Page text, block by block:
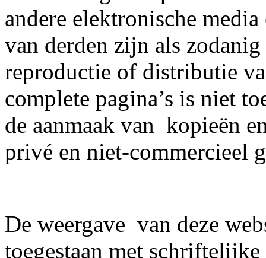
andere elektronische
van derden zijn als
reproductie of distributie
complete pagina’s is niet
de aanmaak van kopieën
privé en niet-commercieel
De weergave van deze
toegestaan met